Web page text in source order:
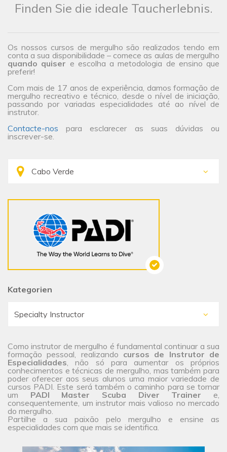
Finden Sie die ideale Taucherlebnis.
Os nossos cursos de mergulho são realizados tendo em
conta a sua disponibilidade – comece as aulas de mergulho
quando quiser e escolha a metodologia de ensino que
preferir!
Com mais de 17 anos de experiência, damos formação de
mergulho recreativo e técnico, desde o nível de iniciação,
passando por variadas especialidades até ao nível de
instrutor.
Contacte-nos para esclarecer as suas dúvidas ou
inscrever-se.
Kategorien
Como instrutor de mergulho é fundamental continuar a sua
formação pessoal, realizando cursos de Instrutor de
Especialidades, não só para aumentar os próprios
conhecimentos e técnicas de mergulho, mas também para
poder oferecer aos seus alunos uma maior variedade de
cursos PADI. Este será também o caminho para se tornar
um PADI Master Scuba Diver Trainer e,
consequentemente, um instrutor mais valioso no mercado
do mergulho.
Partilhe a sua paixão pelo mergulho e ensine as
especialidades com que mais se identifica.